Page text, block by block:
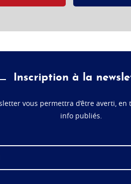
Inscription à la
vous permettra d’être averti,
info publiés.